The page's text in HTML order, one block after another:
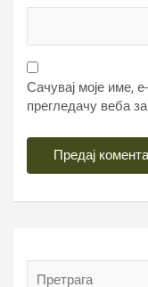
Сачувај моје име,
прегледачу веба